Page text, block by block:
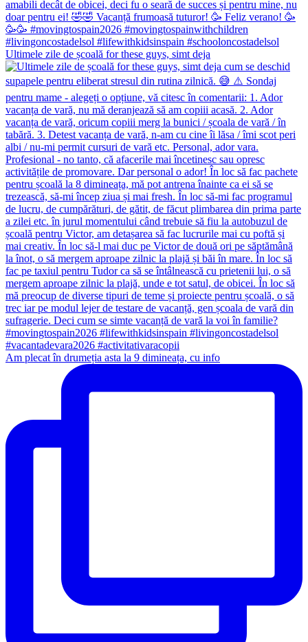
Ultimele zile de școală for these guys, simt deja
Am plecat în drumeția asta la 9 dimineața, cu info